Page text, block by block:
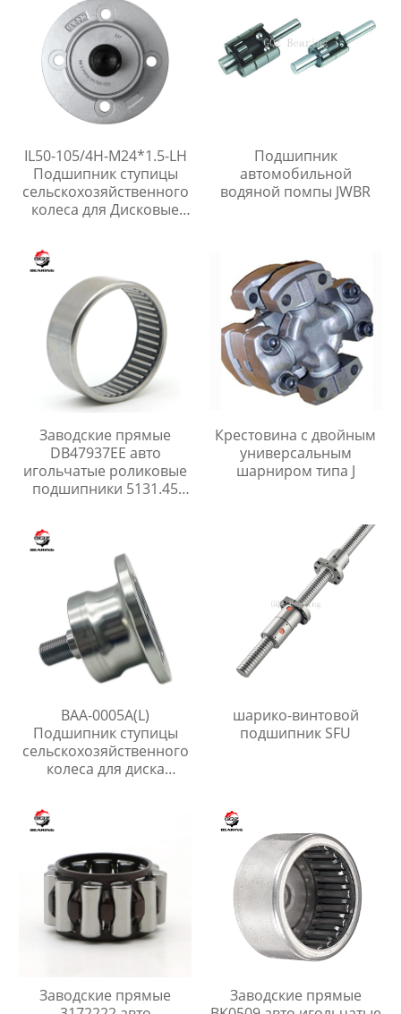
IL50-105/4H-M24*1.5-LH
Подшипник ступицы
сельскохозяйственного
колеса для Дисковые
Подшипник
автомобильной
водяной помпы JWBR
Заводские прямые
DB47937EE авто
игольчатые роликовые
подшипники 5131.45
Крестовина с двойным
универсальным
шарниром типа J
BAA-0005A(L)
Подшипник ступицы
сельскохозяйственного
колеса для диска
шарико-винтовой
подшипник SFU
Заводские прямые
Заводские прямые